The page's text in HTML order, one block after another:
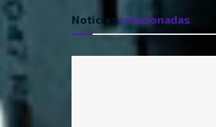
Noticias relacionadas